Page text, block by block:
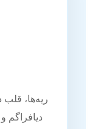
ریه‌ها، قلب
دیافراگم